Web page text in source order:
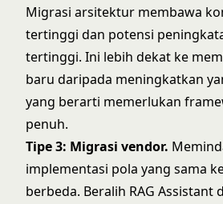
Migrasi arsitektur membawa
tertinggi dan potensi
tertinggi. Ini lebih dekat ke
baru daripada meningkatkan
yang berarti memerlukan
penuh.
Tipe 3: Migrasi vendor.
implementasi pola yang sama
berbeda. Beralih RAG Assistant